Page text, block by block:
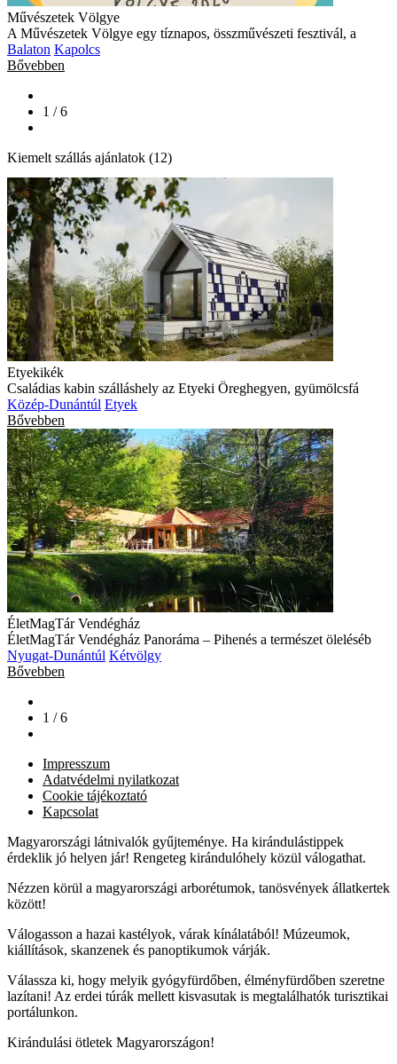
Művészetek Völgye
A Művészetek Völgye egy tíznapos, összművészeti fesztivál, a
Balaton Kapolcs
Bővebben
1 / 6
Kiemelt szállás ajánlatok (12)
Etyekikék
Családias kabin szálláshely az Etyeki Öreghegyen, gyümölcsfá
Közép-Dunántúl Etyek
Bővebben
ÉletMagTár Vendégház
ÉletMagTár Vendégház Panoráma – Pihenés a természet öleléséb
Nyugat-Dunántúl Kétvölgy
Bővebben
1 / 6
Impresszum
Adatvédelmi nyilatkozat
Cookie tájékoztató
Kapcsolat
Magyarországi látnivalók gyűjteménye. Ha kirándulástippek
érdeklik jó helyen jár! Rengeteg kirándulóhely közül válogathat.
Nézzen körül a magyarországi arborétumok, tanösvények állatkertek
között!
Válogasson a hazai kastélyok, várak kínálatából! Múzeumok,
kiállítások, skanzenek és panoptikumok várják.
Válassza ki, hogy melyik gyógyfürdőben, élményfürdőben szeretne
lazítani! Az erdei túrák mellett kisvasutak is megtalálhatók turisztikai
portálunkon.
Kirándulási ötletek Magyarországon!